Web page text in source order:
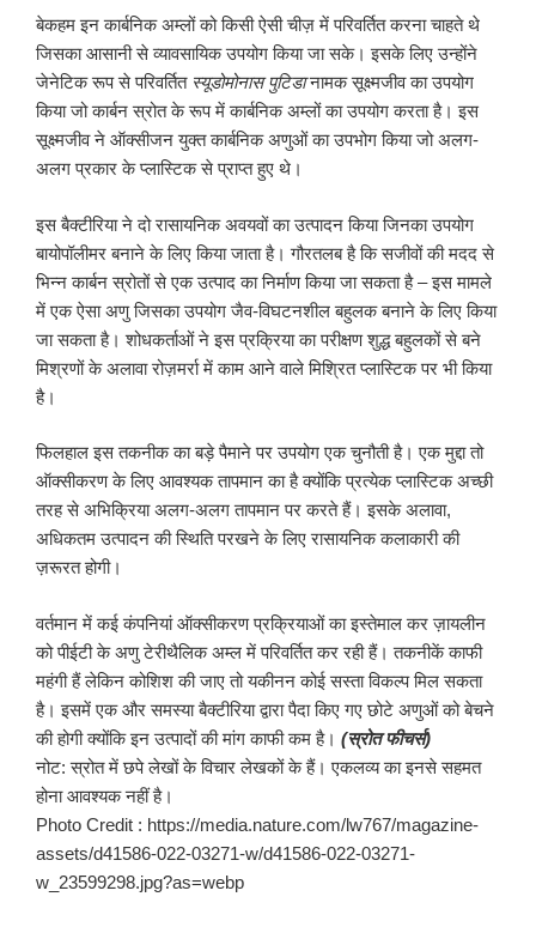
बेकहम इन कार्बनिक अम्लों को किसी ऐसी चीज़ में परिवर्तित करना चाहते थे
जिसका आसानी से व्यावसायिक उपयोग किया जा सके। इसके लिए उन्होंने
जेनेटिक रूप से परिवर्तित स्यूडोमोनास पुटिडानामक सूक्ष्मजीव का उपयोग
किया जो कार्बन स्रोत के रूप में कार्बनिक अम्लों का उपयोग करता है। इस
सूक्ष्मजीव ने ऑक्सीजन युक्त कार्बनिक अणुओं का उपभोग किया जो अलग-
अलग प्रकार के प्लास्टिक से प्राप्त हुए थे।
इस बैक्टीरिया ने दो रासायनिक अवयवों का उत्पादन किया जिनका उपयोग
बायोपॉलीमर बनाने के लिए किया जाता है। गौरतलब है कि सजीवों की मदद से
भिन्न कार्बन स्रोतों से एक उत्पाद का निर्माण किया जा सकता है – इस मामले
में एक ऐसा अणु जिसका उपयोग जैव-विघटनशील बहुलक बनाने के लिए किया
जा सकता है। शोधकर्ताओं ने इस प्रक्रिया का परीक्षण शुद्ध बहुलकों से बने
मिश्रणों के अलावा रोज़मर्रा में काम आने वाले मिश्रित प्लास्टिक पर भी किया
है।
फिलहाल इस तकनीक का बड़े पैमाने पर उपयोग एक चुनौती है। एक मुद्दा तो
ऑक्सीकरण के लिए आवश्यक तापमान का है क्योंकि प्रत्येक प्लास्टिक अच्छी
तरह से अभिक्रिया अलग-अलग तापमान पर करते हैं। इसके अलावा,
अधिकतम उत्पादन की स्थिति परखने के लिए रासायनिक कलाकारी की
ज़रूरत होगी।
वर्तमान में कई कंपनियां ऑक्सीकरण प्रक्रियाओं का इस्तेमाल कर ज़ायलीन
को पीईटी के अणु टेरीथैलिक अम्ल में परिवर्तित कर रही हैं। तकनीकें काफी
महंगी हैं लेकिन कोशिश की जाए तो यकीनन कोई सस्ता विकल्प मिल सकता
है। इसमें एक और समस्या बैक्टीरिया द्वारा पैदा किए गए छोटे अणुओं को बेचने
की होगी क्योंकि इन उत्पादों की मांग काफी कम है। (स्रोत फीचर्स)
नोट: स्रोत में छपे लेखों के विचार लेखकों के हैं। एकलव्य का इनसे सहमत
होना आवश्यक नहीं है।
Photo Credit : https://media.nature.com/lw767/magazine-
assets/d41586-022-03271-w/d41586-022-03271-
w_23599298.jpg?as=webp